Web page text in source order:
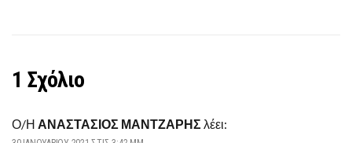
1 Σχόλιο
Ο/Η ΑΝΑΣΤΑΣΙΟΣ ΜΑΝΤΖΑΡΗΣ λέει: